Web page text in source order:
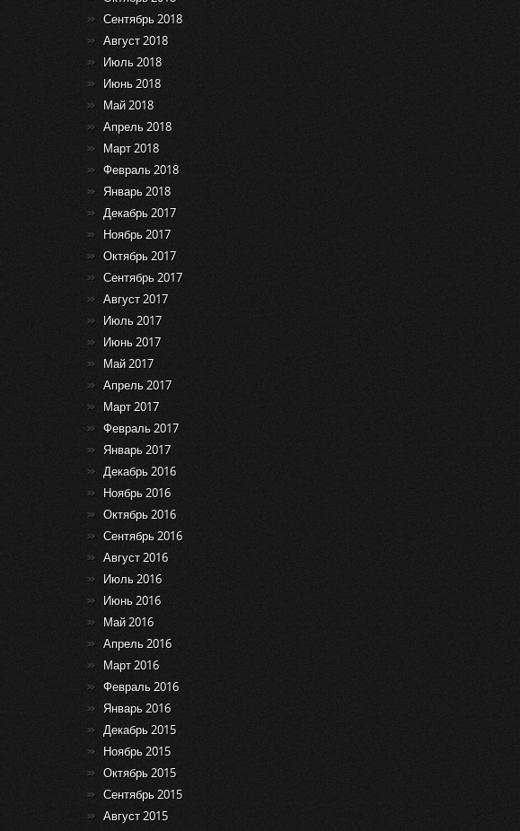
Сентябрь 2018
Август 2018
Июль 2018
Июнь 2018
Май 2018
Апрель 2018
Март 2018
Февраль 2018
Январь 2018
Декабрь 2017
Ноябрь 2017
Октябрь 2017
Сентябрь 2017
Август 2017
Июль 2017
Июнь 2017
Май 2017
Апрель 2017
Март 2017
Февраль 2017
Январь 2017
Декабрь 2016
Ноябрь 2016
Октябрь 2016
Сентябрь 2016
Август 2016
Июль 2016
Июнь 2016
Май 2016
Апрель 2016
Март 2016
Февраль 2016
Январь 2016
Декабрь 2015
Ноябрь 2015
Октябрь 2015
Сентябрь 2015
Август 2015